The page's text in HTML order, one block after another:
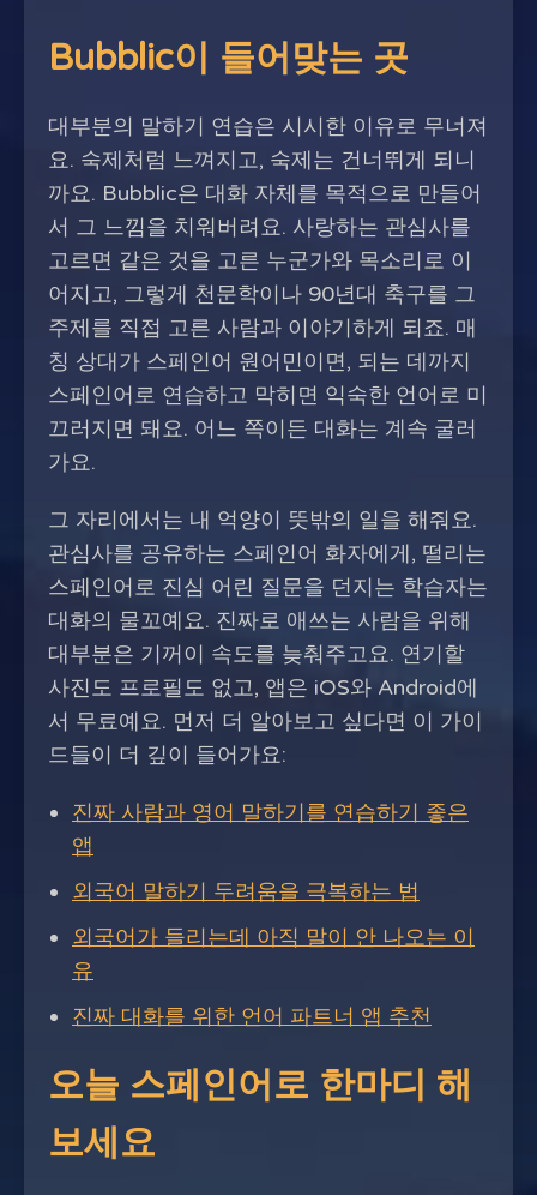
Bubblic이 들어맞는 곳
대부분의 말하기 연습은 시시한 이유로 무너져
요. 숙제처럼 느껴지고, 숙제는 건너뛰게 되니
까요. Bubblic은 대화 자체를 목적으로 만들어
서 그 느낌을 치워버려요. 사랑하는 관심사를
고르면 같은 것을 고른 누군가와 목소리로 이
어지고, 그렇게 천문학이나 90년대 축구를 그
주제를 직접 고른 사람과 이야기하게 되죠. 매
칭 상대가 스페인어 원어민이면, 되는 데까지
스페인어로 연습하고 막히면 익숙한 언어로 미
끄러지면 돼요. 어느 쪽이든 대화는 계속 굴러
가요.
그 자리에서는 내 억양이 뜻밖의 일을 해줘요.
관심사를 공유하는 스페인어 화자에게, 떨리는
스페인어로 진심 어린 질문을 던지는 학습자는
대화의 물꼬예요. 진짜로 애쓰는 사람을 위해
대부분은 기꺼이 속도를 늦춰주고요. 연기할
사진도 프로필도 없고, 앱은 iOS와 Android에
서 무료예요. 먼저 더 알아보고 싶다면 이 가이
드들이 더 깊이 들어가요:
진짜 사람과 영어 말하기를 연습하기 좋은
앱
외국어 말하기 두려움을 극복하는 법
외국어가 들리는데 아직 말이 안 나오는 이
유
진짜 대화를 위한 언어 파트너 앱 추천
오늘 스페인어로 한마디 해
보세요